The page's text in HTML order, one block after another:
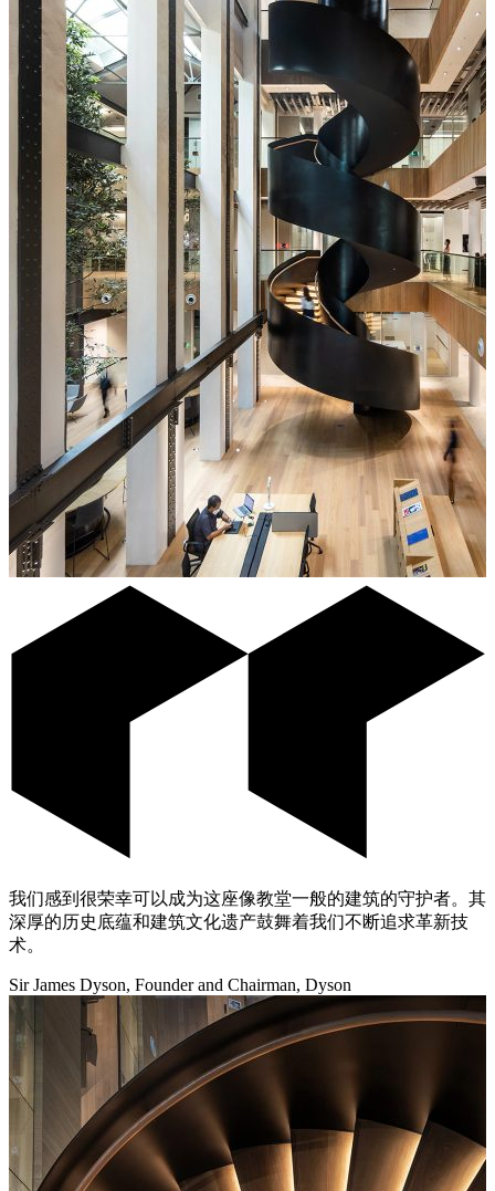
我们感到很荣幸可以成为这座像教堂一般的建筑的守护者。其
深厚的历史底蕴和建筑文化遗产鼓舞着我们不断追求革新技
术。
Sir James Dyson, Founder and Chairman, Dyson